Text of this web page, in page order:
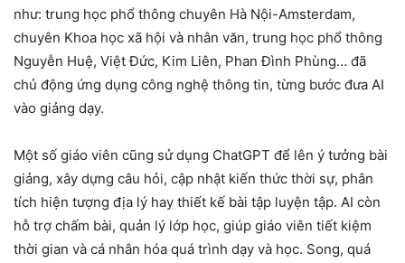
như: trung học phổ thông chuyên Hà Nội-Amsterdam,
chuyên Khoa học xã hội và nhân văn, trung học phổ thông
Nguyễn Huệ, Việt Đức, Kim Liên, Phan Đình Phùng… đã
chủ động ứng dụng công nghệ thông tin, từng bước đưa AI
vào giảng dạy.
Một số giáo viên cũng sử dụng ChatGPT để lên ý tưởng bài
giảng, xây dựng câu hỏi, cập nhật kiến thức thời sự, phân
tích hiện tượng địa lý hay thiết kế bài tập luyện tập. AI còn
hỗ trợ chấm bài, quản lý lớp học, giúp giáo viên tiết kiệm
thời gian và cá nhân hóa quá trình dạy và học. Song, quá